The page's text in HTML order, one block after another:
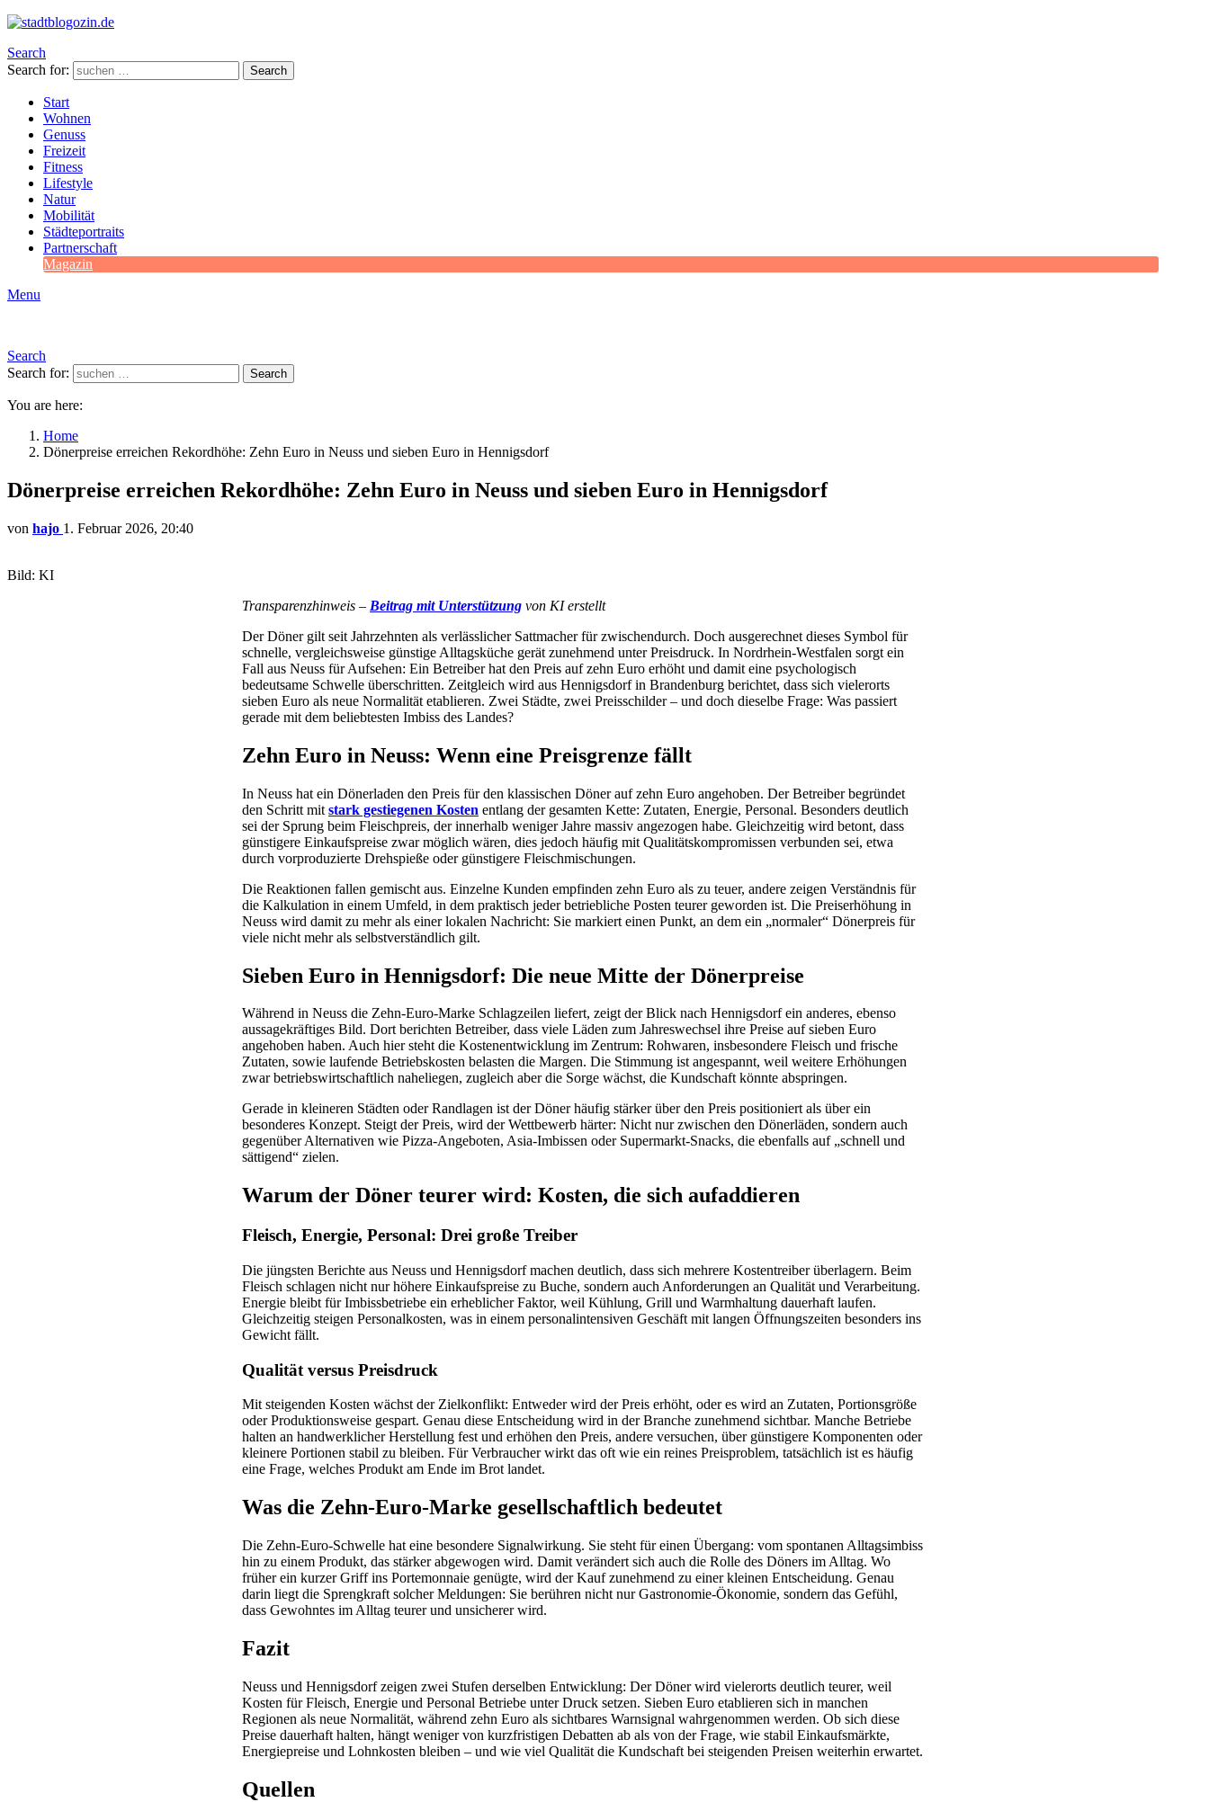
Search
Search for:
Search
Start
Wohnen
Genuss
Freizeit
Fitness
Lifestyle
Natur
Mobilität
Städteportraits
Partnerschaft
Magazin
Menu
Search
Search for:
Search
You are here:
Home
Dönerpreise erreichen Rekordhöhe: Zehn Euro in Neuss und sieben Euro in Hennigsdorf
Dönerpreise erreichen Rekordhöhe: Zehn Euro in Neuss und sieben Euro in Hennigsdorf
von hajo 1. Februar 2026, 20:40
Bild: KI
Transparenzhinweis – Beitrag mit Unterstützung von KI erstellt
Der Döner gilt seit Jahrzehnten als verlässlicher Sattmacher für zwischendurch. Doch ausgerechnet dieses Symbol für
schnelle, vergleichsweise günstige Alltagsküche gerät zunehmend unter Preisdruck. In Nordrhein-Westfalen sorgt ein
Fall aus Neuss für Aufsehen: Ein Betreiber hat den Preis auf zehn Euro erhöht und damit eine psychologisch
bedeutsame Schwelle überschritten. Zeitgleich wird aus Hennigsdorf in Brandenburg berichtet, dass sich vielerorts
sieben Euro als neue Normalität etablieren. Zwei Städte, zwei Preisschilder – und doch dieselbe Frage: Was passiert
gerade mit dem beliebtesten Imbiss des Landes?
Zehn Euro in Neuss: Wenn eine Preisgrenze fällt
In Neuss hat ein Dönerladen den Preis für den klassischen Döner auf zehn Euro angehoben. Der Betreiber begründet
den Schritt mit stark gestiegenen Kosten entlang der gesamten Kette: Zutaten, Energie, Personal. Besonders deutlich
sei der Sprung beim Fleischpreis, der innerhalb weniger Jahre massiv angezogen habe. Gleichzeitig wird betont, dass
günstigere Einkaufspreise zwar möglich wären, dies jedoch häufig mit Qualitätskompromissen verbunden sei, etwa
durch vorproduzierte Drehspieße oder günstigere Fleischmischungen.
Die Reaktionen fallen gemischt aus. Einzelne Kunden empfinden zehn Euro als zu teuer, andere zeigen Verständnis für
die Kalkulation in einem Umfeld, in dem praktisch jeder betriebliche Posten teurer geworden ist. Die Preiserhöhung in
Neuss wird damit zu mehr als einer lokalen Nachricht: Sie markiert einen Punkt, an dem ein „normaler“ Dönerpreis für
viele nicht mehr als selbstverständlich gilt.
Sieben Euro in Hennigsdorf: Die neue Mitte der Dönerpreise
Während in Neuss die Zehn-Euro-Marke Schlagzeilen liefert, zeigt der Blick nach Hennigsdorf ein anderes, ebenso
aussagekräftiges Bild. Dort berichten Betreiber, dass viele Läden zum Jahreswechsel ihre Preise auf sieben Euro
angehoben haben. Auch hier steht die Kostenentwicklung im Zentrum: Rohwaren, insbesondere Fleisch und frische
Zutaten, sowie laufende Betriebskosten belasten die Margen. Die Stimmung ist angespannt, weil weitere Erhöhungen
zwar betriebswirtschaftlich naheliegen, zugleich aber die Sorge wächst, die Kundschaft könnte abspringen.
Gerade in kleineren Städten oder Randlagen ist der Döner häufig stärker über den Preis positioniert als über ein
besonderes Konzept. Steigt der Preis, wird der Wettbewerb härter: Nicht nur zwischen den Dönerläden, sondern auch
gegenüber Alternativen wie Pizza-Angeboten, Asia-Imbissen oder Supermarkt-Snacks, die ebenfalls auf „schnell und
sättigend“ zielen.
Warum der Döner teurer wird: Kosten, die sich aufaddieren
Fleisch, Energie, Personal: Drei große Treiber
Die jüngsten Berichte aus Neuss und Hennigsdorf machen deutlich, dass sich mehrere Kostentreiber überlagern. Beim
Fleisch schlagen nicht nur höhere Einkaufspreise zu Buche, sondern auch Anforderungen an Qualität und Verarbeitung.
Energie bleibt für Imbissbetriebe ein erheblicher Faktor, weil Kühlung, Grill und Warmhaltung dauerhaft laufen.
Gleichzeitig steigen Personalkosten, was in einem personalintensiven Geschäft mit langen Öffnungszeiten besonders ins
Gewicht fällt.
Qualität versus Preisdruck
Mit steigenden Kosten wächst der Zielkonflikt: Entweder wird der Preis erhöht, oder es wird an Zutaten, Portionsgröße
oder Produktionsweise gespart. Genau diese Entscheidung wird in der Branche zunehmend sichtbar. Manche Betriebe
halten an handwerklicher Herstellung fest und erhöhen den Preis, andere versuchen, über günstigere Komponenten oder
kleinere Portionen stabil zu bleiben. Für Verbraucher wirkt das oft wie ein reines Preisproblem, tatsächlich ist es häufig
eine Frage, welches Produkt am Ende im Brot landet.
Was die Zehn-Euro-Marke gesellschaftlich bedeutet
Die Zehn-Euro-Schwelle hat eine besondere Signalwirkung. Sie steht für einen Übergang: vom spontanen Alltagsimbiss
hin zu einem Produkt, das stärker abgewogen wird. Damit verändert sich auch die Rolle des Döners im Alltag. Wo
früher ein kurzer Griff ins Portemonnaie genügte, wird der Kauf zunehmend zu einer kleinen Entscheidung. Genau
darin liegt die Sprengkraft solcher Meldungen: Sie berühren nicht nur Gastronomie-Ökonomie, sondern das Gefühl,
dass Gewohntes im Alltag teurer und unsicherer wird.
Fazit
Neuss und Hennigsdorf zeigen zwei Stufen derselben Entwicklung: Der Döner wird vielerorts deutlich teurer, weil
Kosten für Fleisch, Energie und Personal Betriebe unter Druck setzen. Sieben Euro etablieren sich in manchen
Regionen als neue Normalität, während zehn Euro als sichtbares Warnsignal wahrgenommen werden. Ob sich diese
Preise dauerhaft halten, hängt weniger von kurzfristigen Debatten ab als von der Frage, wie stabil Einkaufsmärkte,
Energiepreise und Lohnkosten bleiben – und wie viel Qualität die Kundschaft bei steigenden Preisen weiterhin erwartet.
Quellen